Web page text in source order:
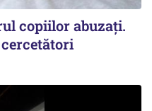
copiilor abuzați.